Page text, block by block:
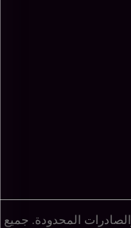
المحدودة. جميع